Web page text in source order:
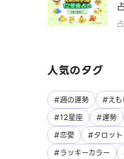
人気のタグ
#週の運勢 #えも
#12星座
#運勢
#恋愛
#タロット
#ラッキーカラー